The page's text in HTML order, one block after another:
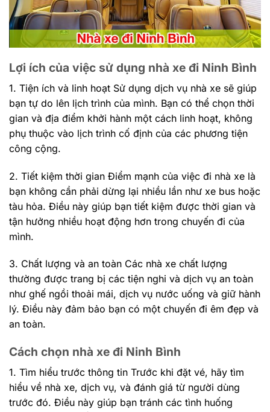
Lợi ích của việc sử dụng nhà xe đi Ninh Bình
1. Tiện ích và linh hoạt Sử dụng dịch vụ nhà xe sẽ giúp
bạn tự do lên lịch trình của mình. Bạn có thể chọn thời
gian và địa điểm khởi hành một cách linh hoạt, không
phụ thuộc vào lịch trình cố định của các phương tiện
công cộng.
2. Tiết kiệm thời gian Điểm mạnh của việc đi nhà xe là
bạn không cần phải dừng lại nhiều lần như xe bus hoặc
tàu hỏa. Điều này giúp bạn tiết kiệm được thời gian và
tận hưởng nhiều hoạt động hơn trong chuyến đi của
mình.
3. Chất lượng và an toàn Các nhà xe chất lượng
thường được trang bị các tiện nghi và dịch vụ an toàn
như ghế ngồi thoải mái, dịch vụ nước uống và giữ hành
lý. Điều này đảm bảo bạn có một chuyến đi êm đẹp và
an toàn.
Cách chọn nhà xe đi Ninh Bình
1. Tìm hiểu trước thông tin Trước khi đặt vé, hãy tìm
hiểu về nhà xe, dịch vụ, và đánh giá từ người dùng
trước đó. Điều này giúp bạn tránh các tình huống